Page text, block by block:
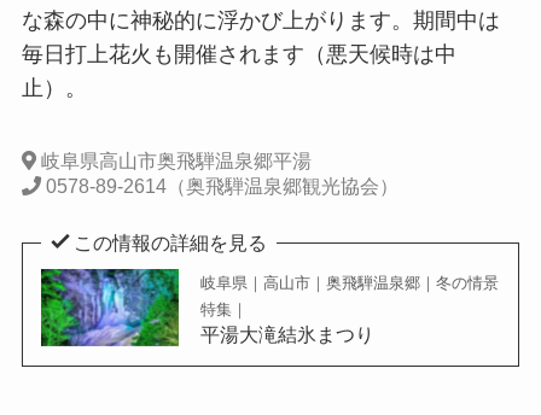
な森の中に神秘的に浮かび上がります。期間中は
毎日打上花火も開催されます（悪天候時は中
止）。
岐阜県高山市奥飛騨温泉郷平湯
0578-89-2614（奥飛騨温泉郷観光協会）
この情報の詳細を見る
岐阜県｜高山市｜奥飛騨温泉郷｜冬の情景
特集｜
平湯大滝結氷まつり